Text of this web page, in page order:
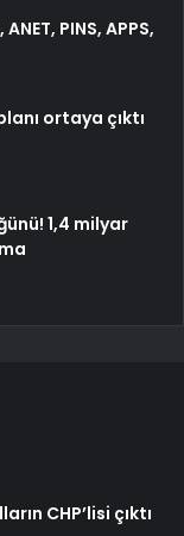
PINS, APPS,
ortaya çıktı
1,4 milyar
CHP’lisi çıktı